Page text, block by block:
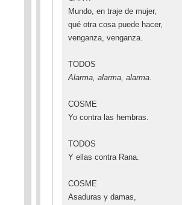
Mundo, en traje de mujer,
qué otra cosa puede hacer,
venganza, venganza.
TODOS
Alarma, alarma, alarma.
COSME
Yo contra las hembras.
TODOS
Y ellas contra Rana.
COSME
Asaduras y damas,